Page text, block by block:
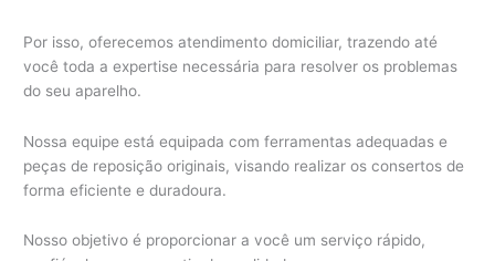
Por isso, oferecemos atendimento domiciliar, trazendo até
você toda a expertise necessária para resolver os problemas
do seu aparelho.
Nossa equipe está equipada com ferramentas adequadas e
peças de reposição originais, visando realizar os consertos de
forma eficiente e duradoura.
Nosso objetivo é proporcionar a você um serviço rápido,